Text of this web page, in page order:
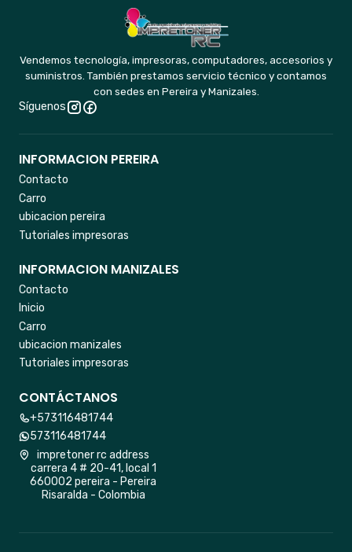
Vendemos tecnología, impresoras, computadores, accesorios y
suministros. También prestamos servicio técnico y contamos
con sedes en Pereira y Manizales.
Síguenos
INFORMACION PEREIRA
Contacto
Carro
ubicacion pereira
Tutoriales impresoras
INFORMACION MANIZALES
Contacto
Inicio
Carro
ubicacion manizales
Tutoriales impresoras
CONTÁCTANOS
+573116481744
573116481744
impretoner rc address
carrera 4 # 20-41, local 1
660002 pereira - Pereira
Risaralda - Colombia